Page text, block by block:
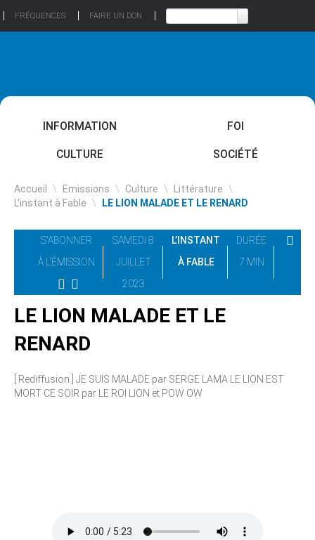
FRÉQUENCES FAIRE UN DON
INFORMATION FOI
CULTURE SOCIÉTÉ
Accueil \ Emissions \ Culture \ Littérature \
L’instant à Fable \ LE LION MALADE ET LE RENARD
S'ABONNER
À L'ÉMISSION
SAMEDI 8
JUILLET
2023
L’INSTANT
À FABLE
DURÉE
7 MIN
LE LION MALADE ET LE
RENARD
[ Rediffusion ] JE SUIS MALADE par SERGE LAMA LE LION EST
MORT CE SOIR par LE ROI LION et POW OW